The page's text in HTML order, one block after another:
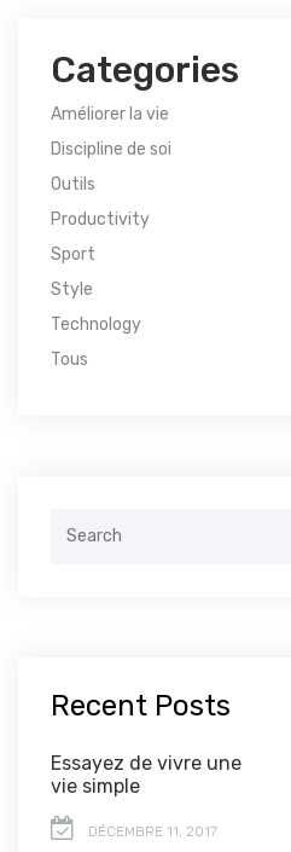
Categories
Améliorer la vie
Discipline de soi
Outils
Productivity
Sport
Style
Technology
Tous
Recent Posts
Essayez de vivre une
vie simple
DÉCEMBRE 11, 2017